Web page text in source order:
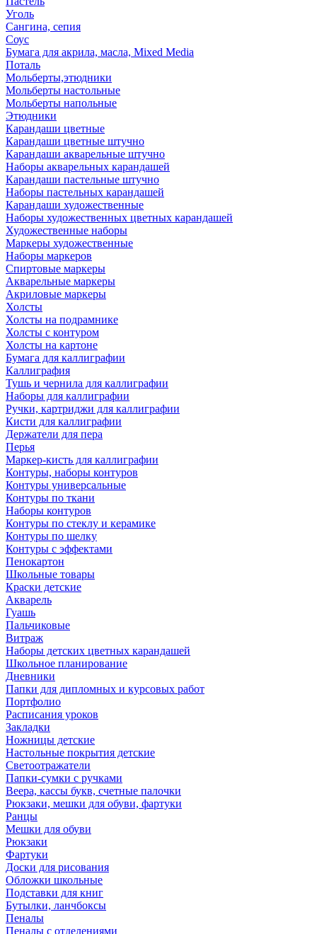
Уголь
Сангина, сепия
Соус
Бумага для акрила, масла, Mixed Media
Поталь
Мольберты,этюдники
Мольберты настольные
Мольберты напольные
Этюдники
Карандаши цветные
Карандаши цветные штучно
Карандаши акварельные штучно
Наборы акварельных карандашей
Карандаши пастельные штучно
Наборы пастельных карандашей
Карандаши художественные
Наборы художественных цветных карандашей
Художественные наборы
Маркеры художественные
Наборы маркеров
Спиртовые маркеры
Акварельные маркеры
Акриловые маркеры
Холсты
Холсты на подрамнике
Холсты с контуром
Холсты на картоне
Бумага для каллиграфии
Каллиграфия
Тушь и чернила для каллиграфии
Наборы для каллиграфии
Ручки, картриджи для каллиграфии
Кисти для каллиграфии
Держатели для пера
Перья
Маркер-кисть для каллиграфии
Контуры, наборы контуров
Контуры универсальные
Контуры по ткани
Наборы контуров
Контуры по стеклу и керамике
Контуры по шелку
Контуры с эффектами
Пенокартон
Школьные товары
Краски детские
Акварель
Гуашь
Пальчиковые
Витраж
Наборы детских цветных карандашей
Школьное планирование
Дневники
Папки для дипломных и курсовых работ
Портфолио
Расписания уроков
Закладки
Ножницы детские
Настольные покрытия детские
Светоотражатели
Папки-сумки с ручками
Веера, кассы букв, счетные палочки
Рюкзаки, мешки для обуви, фартуки
Ранцы
Мешки для обуви
Рюкзаки
Фартуки
Доски для рисования
Обложки школьные
Подставки для книг
Бутылки, ланчбоксы
Пеналы
Пеналы с отделениями